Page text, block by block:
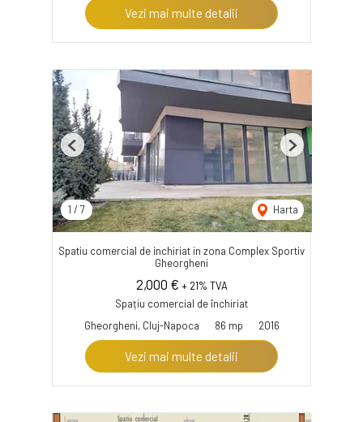
Vezi mai multe detalii
1 / 7 Harta
Previous Next
Spatiu comercial de inchiriat in zona Complex Sportiv
Gheorgheni
2,000 € + 21% TVA
Spațiu comercial de închiriat
Gheorgheni, Cluj-Napoca
86 mp 2016
Vezi mai multe detalii